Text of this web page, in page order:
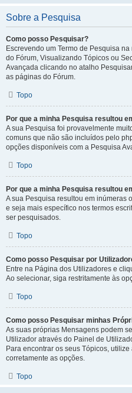
Sobre a Pesquisa
Como posso Pesquisar?
Escrevendo um Termo de Pesquisa
do Fórum, Visualizando Tópicos ou
Avançada clicando no atalho
as páginas do Fórum.
Topo
Por que a minha Pesquisa resultou
A sua Pesquisa foi provavelmente
comuns que não são incluídos pelo
opções disponíveis com a Pesquisa
Topo
Por que a minha Pesquisa resultou
A sua Pesquisa resultou em inúmeras
e seja mais específico nos termos
ser pesquisados.
Topo
Como posso Pesquisar por
Entre na Página dos Utilizadores e
Ao selecionar, siga restritamente às
Topo
Como posso Pesquisar minhas
As suas próprias Mensagens podem
Utilizador através do Painel de
Para encontrar os seus Tópicos,
corretamente as opções.
Topo